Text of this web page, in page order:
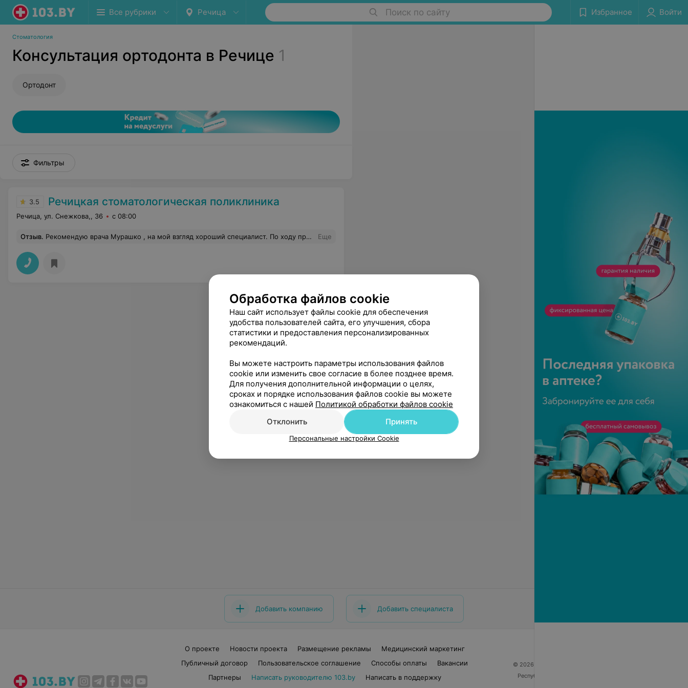
Все рубрики Речица Поиск по сайту Избранное Войти
Стоматология
Консультация ортодонта в Речице 1
Ортодонт
Фильтры
3.5 Речицкая стоматологическая поликлиника
Речица, ул. Снежкова,, 36 с 08:00
Отзыв. Рекомендую врача Мурашко , на мой взгляд хороший специалист. По ходу процедуры объяснял что к чему и зачем. Внимательный, понимающий, вежливый . Работает быстро и пунктуально , я осталась очень довольна результатом. А главное, его человеческое отношение к пациентам, не встречала таких. Обязательно , в случае чего, пойду к нему ещё. Еще
Добавить компанию Добавить специалиста
О проекте Новости проекта Размещение рекламы
Медицинский маркетинг
Публичный договор
Пользовательское соглашение Способы оплаты
Вакансии
Партнеры
Написать руководителю 103.by
Написать в поддержку
© 2026 ООО «Артокс Лаб», УНП 191700409
Республика Беларусь, г. Минск, улица Толбухина, 2,
Обработка файлов cookie
Наш сайт использует файлы cookie для обеспечения
удобства пользователей сайта, его улучшения, сбора
статистики и предоставления персонализированных
рекомендаций.
Вы можете настроить параметры использования файлов
cookie или изменить свое согласие в более позднее время.
Для получения дополнительной информации о целях,
сроках и порядке использования файлов cookie вы можете
ознакомиться с нашей Политикой обработки файлов cookie
Отклонить
Принять
Персональные настройки Cookie